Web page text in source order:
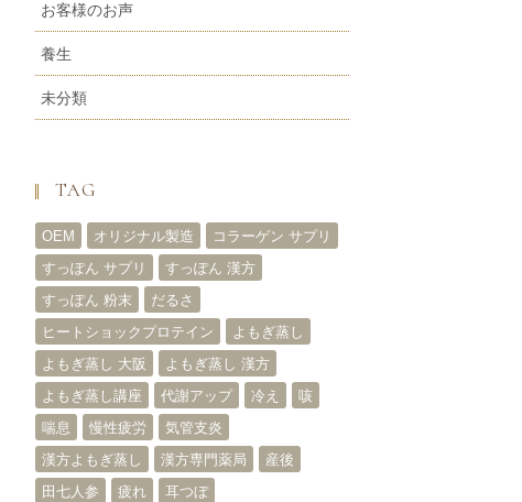
お客様のお声
養生
未分類
TAG
OEM オリジナル製造
コラーゲン サプリ
すっぽん サプリ
すっぽん 漢方
すっぽん 粉末
だるさ
ヒートショックプロテイン
よもぎ蒸し
よもぎ蒸し 大阪
よもぎ蒸し 漢方
よもぎ蒸し講座
代謝アップ 冷え
咳
喘息
慢性疲労
気管支炎
漢方よもぎ蒸し
漢方専門薬局
産後
田七人参
疲れ
耳つぼ